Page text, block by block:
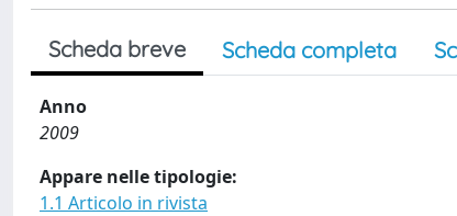
Scheda breve Scheda completa
Anno
2009
Appare nelle tipologie:
1.1 Articolo in rivista